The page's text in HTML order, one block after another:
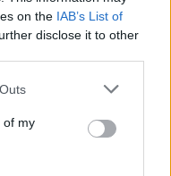
on the IAB’s List of
disclose it to other
of my